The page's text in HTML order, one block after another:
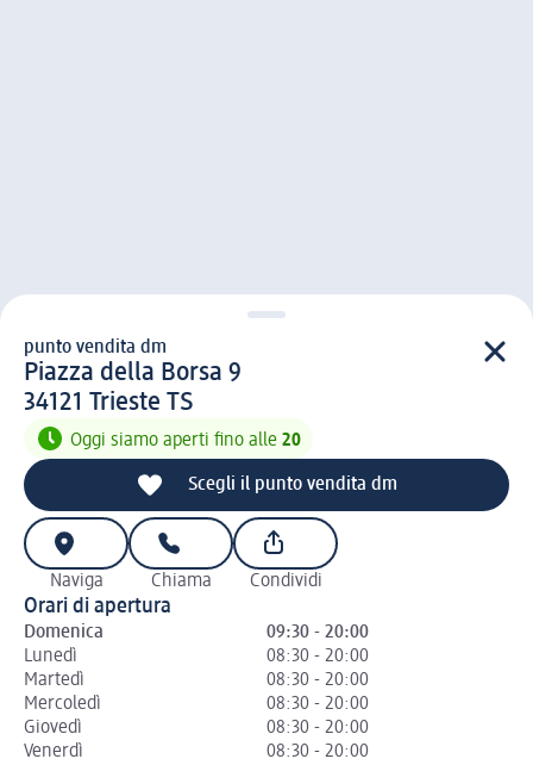
punto vendita d m
punto vendita dm
Piazza della Borsa 9
3 4 1 2 1
34121 Trieste TS
Oggi siamo aperti fino alle 20
Scegli il punto vendita dm
Naviga Chiama Condividi
Orari di apertura
Domenica
09:30 - 20:00
Lunedì
08:30 - 20:00
Martedì
08:30 - 20:00
Mercoledì
08:30 - 20:00
Giovedì
08:30 - 20:00
Venerdì
08:30 - 20:00